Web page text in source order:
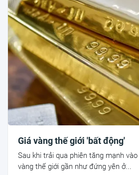
Giá vàng thế giới 'bất động'
Sau khi trải qua phiên tăng mạnh
vàng thế giới gần như đứng yên ở...